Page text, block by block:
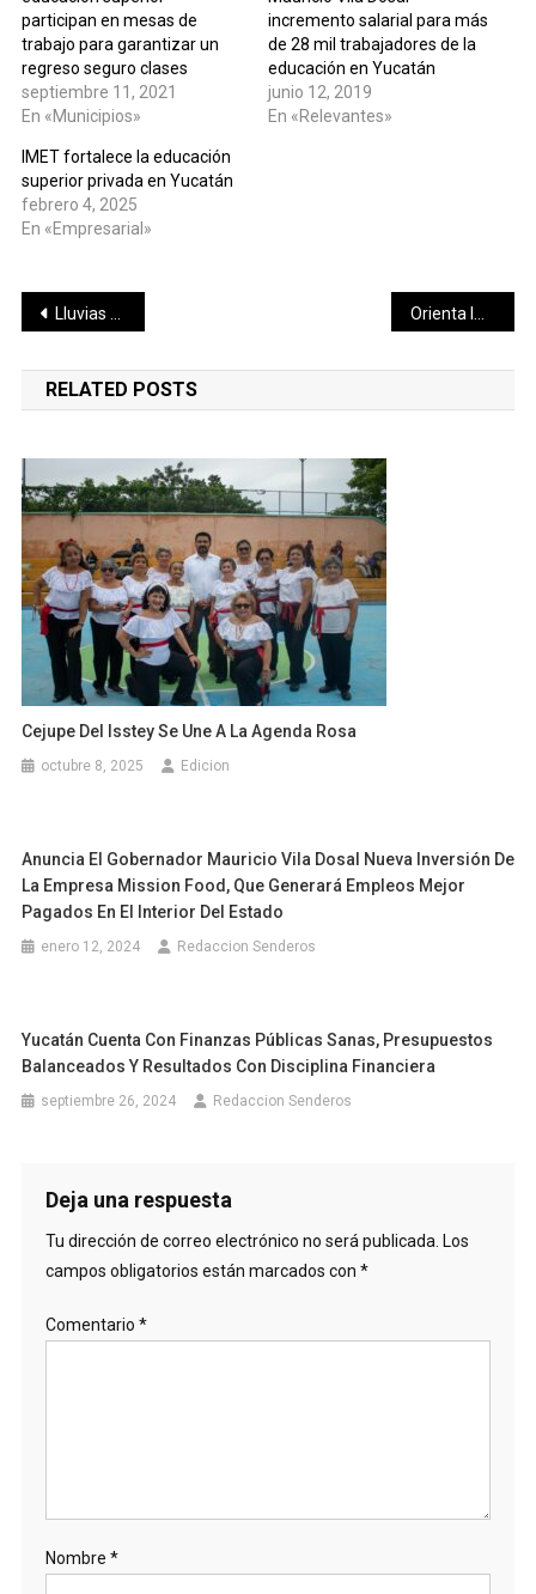
participan en mesas de
trabajo para garantizar un
regreso seguro clases
septiembre 11, 2021
En «Municipios»
incremento salarial para más
de 28 mil trabajadores de la
educación en Yucatán
junio 12, 2019
En «Relevantes»
IMET fortalece la educación
superior privada en Yucatán
febrero 4, 2025
En «Empresarial»
Navegación
de
entradas
Lluvias de moderadas a fuertes, este fin de semana, en Yucatán
RELATED POSTS
Cejupe Del Isstey Se Une A La Agenda Rosa
octubre 8, 2025 Edicion
Anuncia El Gobernador Mauricio Vila Dosal Nueva Inversión De
La Empresa Mission Food, Que Generará Empleos Mejor
Pagados En El Interior Del Estado
enero 12, 2024 Redaccion Senderos
Yucatán Cuenta Con Finanzas Públicas Sanas, Presupuestos
Balanceados Y Resultados Con Disciplina Financiera
septiembre 26, 2024 Redaccion Senderos
Deja una respuesta
Tu dirección de correo electrónico no será publicada. Los
campos obligatorios están marcados con *
Comentario *
Nombre *